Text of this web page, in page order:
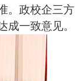
。政校企三方
一致意见。